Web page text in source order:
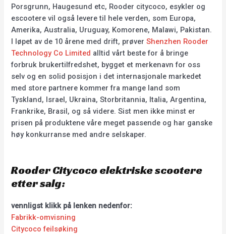
Porsgrunn, Haugesund etc, Rooder citycoco, esykler og
escootere vil også levere til hele verden, som Europa,
Amerika, Australia, Uruguay, Komorene, Malawi, Pakistan.
I løpet av de 10 årene med drift, prøverShenzhen Rooder
Technology Co Limited alltid vårt beste for å bringe
forbruk brukertilfredshet, bygget et merkenavn for oss
selv og en solid posisjon i det internasjonale markedet
med store partnere kommer fra mange land som
Tyskland, Israel, Ukraina, Storbritannia, Italia, Argentina,
Frankrike, Brasil, og så videre. Sist men ikke minst er
prisen på produktene våre meget passende og har ganske
høy konkurranse med andre selskaper.
Rooder Citycoco elektriske scootere
etter salg:
vennligst klikk på lenken nedenfor:
Fabrikk-omvisning
Citycoco feilsøking